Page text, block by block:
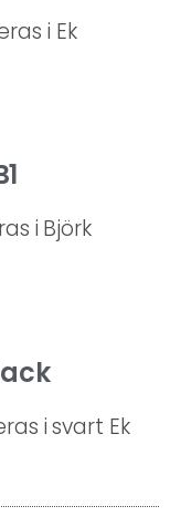
i Ek
i Björk
i svart Ek